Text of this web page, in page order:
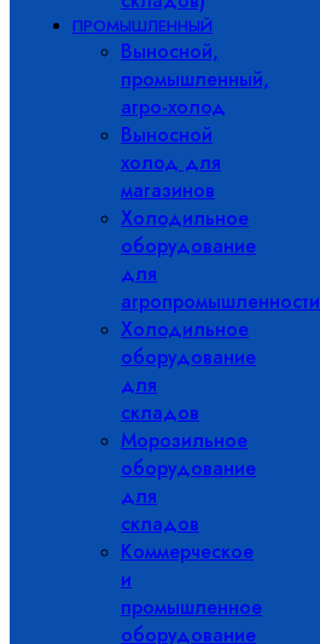
ПРОМЫШЛЕННЫЙ
Выносной,
промышленный,
агро-холод
Выносной
холод для
магазинов
Холодильное
оборудование
для
агропромышленности
Холодильное
оборудование
для
складов
Морозильное
оборудование
для
складов
Коммерческое
и
промышленное
оборудование